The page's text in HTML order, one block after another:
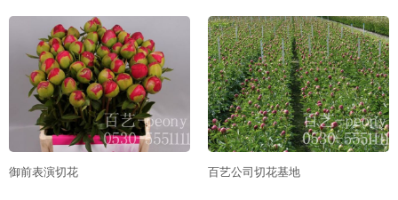
御前表演切花 百艺公司切花基地